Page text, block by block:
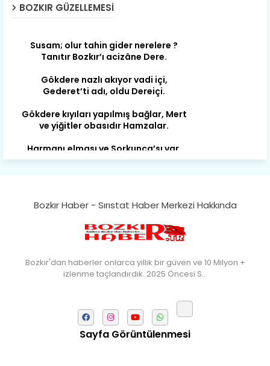
BOZKIR GÜZELLEMESI
Gökdere nazlı akıyor vadi içi,
Gökdere kıyıları yapılmış bağlar, Mert
Harmanı,elması ve Sorkunca’sı var.
Büyük yerdir, mahalleleri Aydınlık, Tarih
kan, Bunlarla kasaba olmuş Sarıoğlan.
Çarşamba’nın koynunda tarih çok
yorgun. Şehit Berâtlı, halkı yiğit genç
Perşembe de yaşlılardan aldım öğüt,
Tarih, kültür, ozan ve Gazi orda var.
Hocaköy’dür eski adı can Üçpınar.
Ortaoluk çeşmenden su içen kanar,
Bozkır Haber - Sırıstat Haber Merkezi Hakkında
Bozkır'dan haberler onlarca yıllık bir güven ve 10 Milyon +
izlenme taçlandırdık. 2025 Öncesi S…
Sayfa Görüntülenmesi